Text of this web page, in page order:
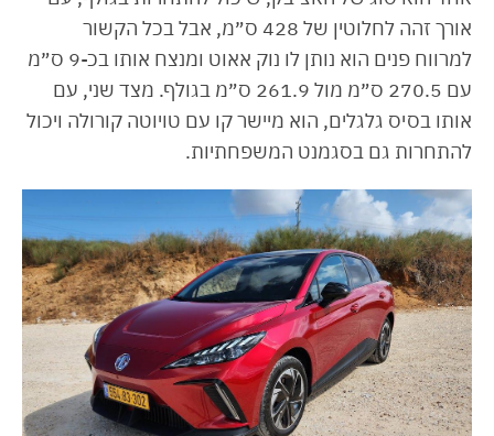
אורך זהה לחלוטין של 428 ס״מ, אבל בכל הקשור
למרווח פנים הוא נותן לו נוק אאוט ומנצח אותו בכ-9 ס״מ
עם 270.5 ס״מ מול 261.9 ס״מ בגולף. מצד שני, עם
אותו בסיס גלגלים, הוא מיישר קו עם טויוטה קורולה ויכול
להתחרות גם בסגמנט המשפחתיות.